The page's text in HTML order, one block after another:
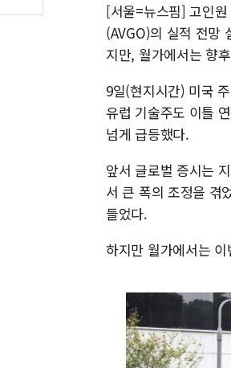
[서울=뉴스핌] 고인
(AVGO)의 실적 전망
지만, 월가에서는 향
9일(현지시간) 미국
유럽 기술주도 이틀
넘게 급등했다.
앞서 글로벌 증시는
서 큰 폭의 조정을 겪
들었다.
하지만 월가에서는